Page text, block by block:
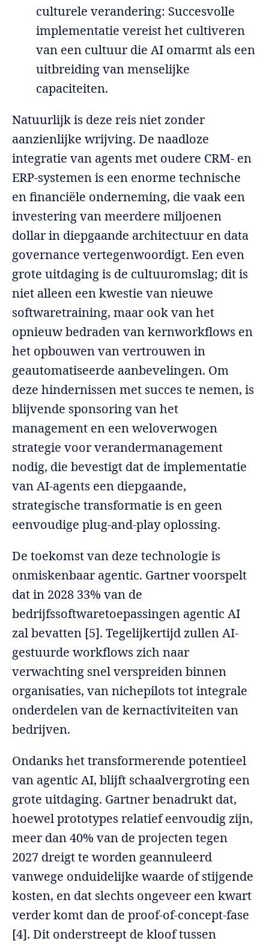
culturele verandering: Succesvolle
implementatie vereist het cultiveren
van een cultuur die AI omarmt als een
uitbreiding van menselijke
capaciteiten.
Natuurlijk is deze reis niet zonder
aanzienlijke wrijving. De naadloze
integratie van agents met oudere CRM- en
ERP-systemen is een enorme technische
en financiële onderneming, die vaak een
investering van meerdere miljoenen
dollar in diepgaande architectuur en data
governance vertegenwoordigt. Een even
grote uitdaging is de cultuuromslag; dit is
niet alleen een kwestie van nieuwe
softwaretraining, maar ook van het
opnieuw bedraden van kernworkflows en
het opbouwen van vertrouwen in
geautomatiseerde aanbevelingen. Om
deze hindernissen met succes te nemen, is
blijvende sponsoring van het
management en een weloverwogen
strategie voor verandermanagement
nodig, die bevestigt dat de implementatie
van AI-agents een diepgaande,
strategische transformatie is en geen
eenvoudige plug-and-play oplossing.
De toekomst van deze technologie is
onmiskenbaar agentic. Gartner voorspelt
dat in 2028 33% van de
bedrijfssoftwaretoepassingen agentic AI
zal bevatten [5]. Tegelijkertijd zullen AI-
gestuurde workflows zich naar
verwachting snel verspreiden binnen
organisaties, van nichepilots tot integrale
onderdelen van de kernactiviteiten van
bedrijven.
Ondanks het transformerende potentieel
van agentic AI, blijft schaalvergroting een
grote uitdaging. Gartner benadrukt dat,
hoewel prototypes relatief eenvoudig zijn,
meer dan 40% van de projecten tegen
2027 dreigt te worden geannuleerd
vanwege onduidelijke waarde of stijgende
kosten, en dat slechts ongeveer een kwart
verder komt dan de proof-of-concept-fase
[4]. Dit onderstreept de kloof tussen